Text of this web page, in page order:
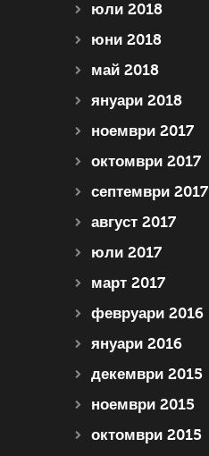
юли 2018
юни 2018
май 2018
януари 2018
ноември 2017
октомври 2017
септември 2017
август 2017
юли 2017
март 2017
февруари 2016
януари 2016
декември 2015
ноември 2015
октомври 2015